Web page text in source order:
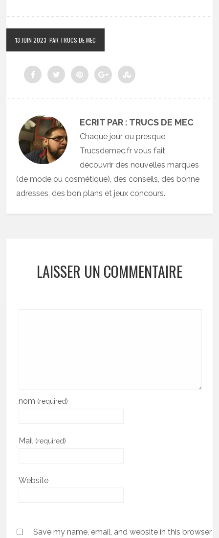
13 JUIN 2023 PAR TRUCS DE MEC
ECRIT PAR : TRUCS DE MEC
Chaque jour ou presque
Trucsdemec.fr vous fait
découvrir des nouvelles marques
(de mode ou cosmétique), des conseils, des bonne
adresses, des bon plans et jeux concours.
LAISSER UN COMMENTAIRE
nom (required)
Mail (required)
Website
Save my name, email, and website in this browser